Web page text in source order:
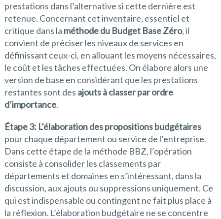
prestations dans l’alternative si cette dernière est
retenue. Concernant cet inventaire, essentiel et
critique dans la méthode du Budget Base Zéro, il
convient de préciser les niveaux de services en
définissant ceux-ci, en allouant les moyens nécessaires,
le coût et les tâches effectuées. On élabore alors une
version de base en considérant que les prestations
restantes sont des ajouts à classer par ordre
d’importance.
Étape 3: L’élaboration des propositions budgétaires
pour chaque département ou service de l’entreprise.
Dans cette étape de la méthode BBZ, l’opération
consiste à consolider les classements par
départements et domaines en s’intéressant, dans la
discussion, aux ajouts ou suppressions uniquement. Ce
qui est indispensable ou contingent ne fait plus place à
la réflexion. L’élaboration budgétaire ne se concentre